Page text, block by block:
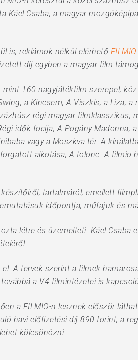
Káel Csaba, a magyar
is, reklámok nélkül elérhető FILMIO
díj egyben a magyar film
160 nagyjátékfilm szerepel,
a Kincsem, A Viszkis, a Liza,
régi magyar filmklasszikus,
idők focija; A Pogány Madonna;
vagy a Moszkva tér. A
alkotása, A tolonc. A
tartalmáról, emellett
időpontja, műfajuk és
létre és üzemelteti. Káel Csaba
A tervek szerint a filmek
a V4 filmintézetei is
a FILMIO-n lesznek először
havi előfizetési díj 890 forint, a
kölcsönözni.